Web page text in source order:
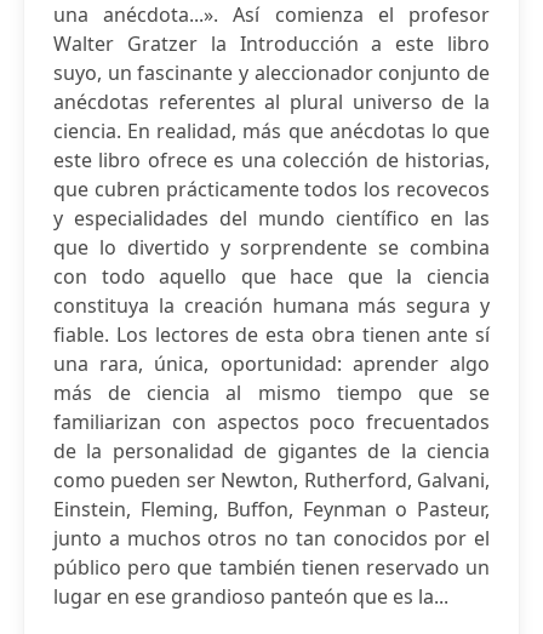
una anécdota...». Así comienza el profesor
Walter Gratzer la Introducción a este libro
suyo, un fascinante y aleccionador conjunto de
anécdotas referentes al plural universo de la
ciencia. En realidad, más que anécdotas lo que
este libro ofrece es una colección de historias,
que cubren prácticamente todos los recovecos
y especialidades del mundo científico en las
que lo divertido y sorprendente se combina
con todo aquello que hace que la ciencia
constituya la creación humana más segura y
fiable. Los lectores de esta obra tienen ante sí
una rara, única, oportunidad: aprender algo
más de ciencia al mismo tiempo que se
familiarizan con aspectos poco frecuentados
de la personalidad de gigantes de la ciencia
como pueden ser Newton, Rutherford, Galvani,
Einstein, Fleming, Buffon, Feynman o Pasteur,
junto a muchos otros no tan conocidos por el
público pero que también tienen reservado un
lugar en ese grandioso panteón que es la...